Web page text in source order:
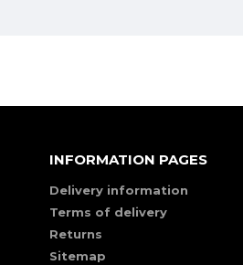
INFORMATION PAGES
Delivery information
Terms of delivery
Returns
Sitemap